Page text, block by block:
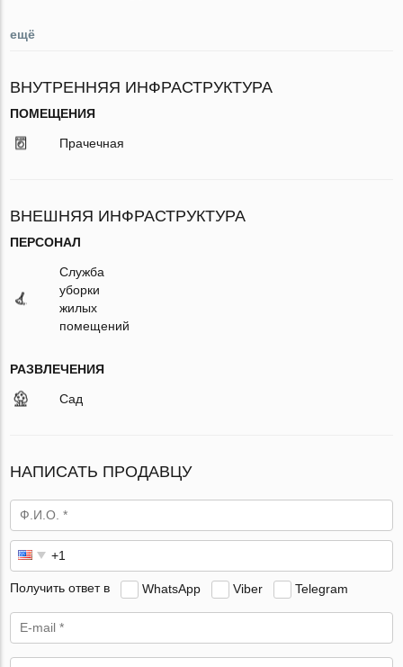
ещё
ВНУТРЕННЯЯ ИНФРАСТРУКТУРА
ПОМЕЩЕНИЯ
Прачечная
ВНЕШНЯЯ ИНФРАСТРУКТУРА
ПЕРСОНАЛ
Служба
уборки
жилых
помещений
РАЗВЛЕЧЕНИЯ
Сад
НАПИСАТЬ ПРОДАВЦУ
Получить ответ в WhatsApp Viber Telegram